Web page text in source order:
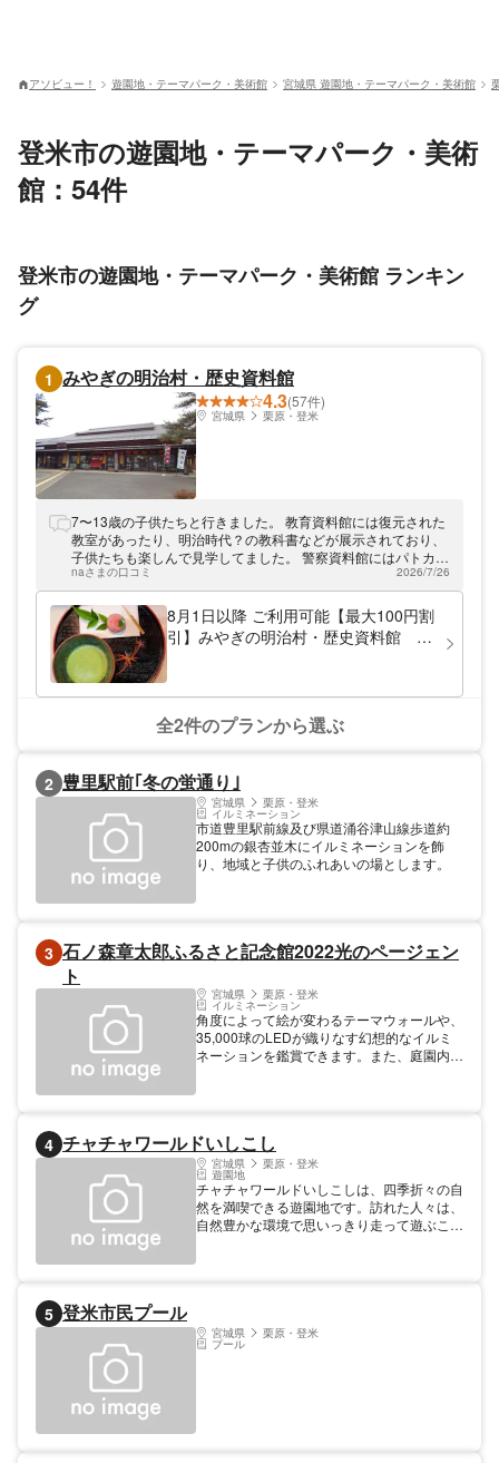
アソビュー！ 遊園地・テーマパーク・美術館 宮城県 遊園地・テーマパーク・美術館
登米市の遊園地・テーマパーク・美術
館：54件
登米市の遊園地・テーマパーク・美術館 ランキン
グ
1 みやぎの明治村・歴史資料館
4.3(57件)
宮城県 栗原・登米
7〜13歳の子供たちと行きました。 教育資料館には復元された
教室があったり、明治時代？の教科書などが展示されており、
子供たちも楽しんで見学してました。 警察資料館にはパトカー
や白バイに乗ったり、手錠をかけて取り調べし、留置所へ連行
してと警察ごっこを楽しんでいました。 他の所もゆっくり見た
かったのですが、子供たちはその二か所で満足してしまい、全
ては回れませんでした。
naさまの口コミ 2026/7/26
8月1日以降 ご利用可能【最大100円割
引】みやぎの明治村・歴史資料館 ク
全2件のプランから選ぶ
2 豊里駅前｢冬の蛍通り｣
宮城県 栗原・登米
イルミネーション
市道豊里駅前線及び県道涌谷津山線歩道約
200mの銀杏並木にイルミネーションを飾
り、地域と子供のふれあいの場とします。
3 石ノ森章太郎ふるさと記念館2022光のページェン
ト
宮城県 栗原・登米
イルミネーション
角度によって絵が変わるテーマウォールや、
35,000球のLEDが織りなす幻想的なイルミ
ネーションを鑑賞できます。また、庭園内で
4 チャチャワールドいしこし
宮城県 栗原・登米
遊園地
チャチャワールドいしこしは、四季折々の自
然を満喫できる遊園地です。訪れた人々は、
自然豊かな環境で思いっきり走って遊ぶこと
憩は格別です。遊園地のアトラクションも多
数用意されており、どんな年代の人々も満足
5 登米市民プール
宮城県 栗原・登米
プール